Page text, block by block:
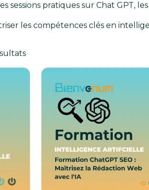
sessions pratiques sur Chat GPT,
les compétences clés en